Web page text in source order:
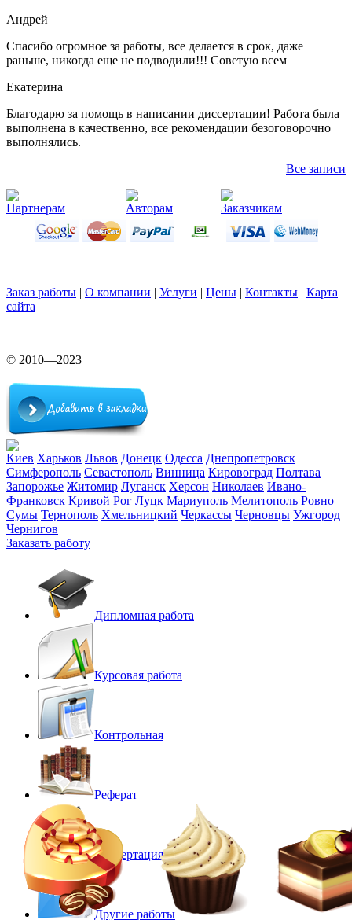
Андрей
Спасибо огромное за работы, все делается в срок, даже
раньше, никогда еще не подводили!!! Советую всем
Екатерина
Благодарю за помощь в написании диссертации! Работа была
выполнена в качественно, все рекомендации безоговорочно
выполнялись.
Все записи
Партнерам Авторам Заказчикам
Заказ работы | О компании | Услуги | Цены | Контакты | Карта
сайта
© 2010—2023
Киев Харьков Львов Донецк Одесса Днепропетровск
Симферополь Севастополь Винница Кировоград Полтава
Запорожье Житомир Луганск Херсон Николаев Ивано-
Франковск Кривой Рог Луцк Мариуполь Мелитополь Ровно
Сумы Тернополь Хмельницкий Черкассы Черновцы Ужгород
Чернигов
Заказать работу
Дипломная работа
Курсовая работа
Контрольная
Реферат
Диссертация
Другие работы